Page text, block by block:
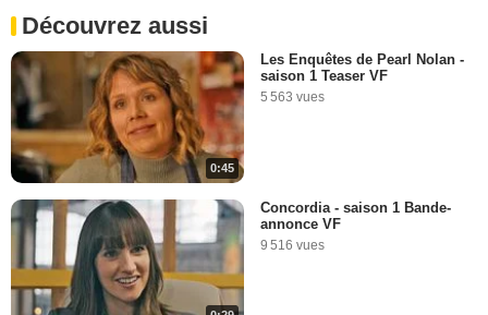
Découvrez aussi
0:45
Les Enquêtes de Pearl Nolan -
saison 1 Teaser VF
5 563 vues
Concordia - saison 1 Bande-
annonce VF
9 516 vues